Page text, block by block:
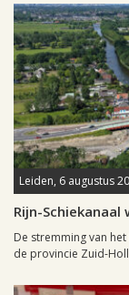
Leiden, 6 augustus
Rijn-
De stremming van
de provincie Zuid-